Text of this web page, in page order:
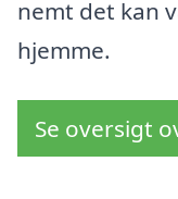
nemt det kan
hjemme.
Se oversigt